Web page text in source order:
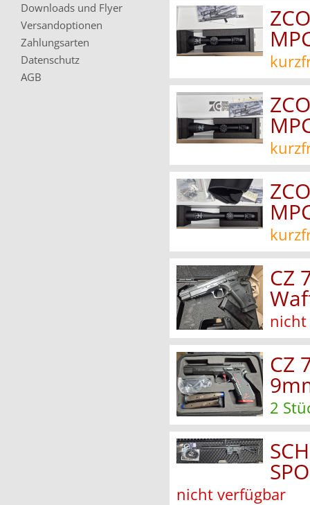
Downloads und Flyer
Versandoptionen
Zahlungsarten
Datenschutz
AGB
CZ
nicht
CZ
2
nicht verfügbar